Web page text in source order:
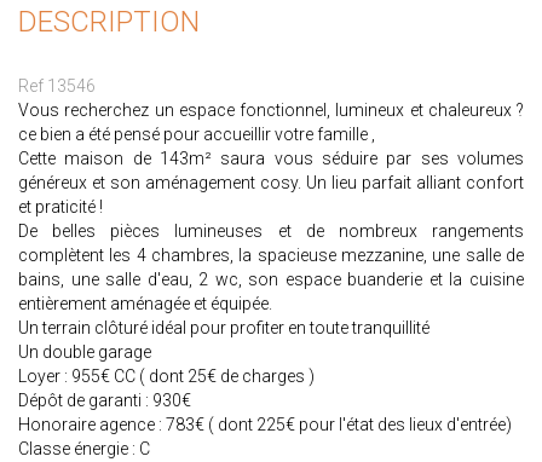
DESCRIPTION
Ref 13546
Vous recherchez un espace fonctionnel, lumineux et chaleureux ?
ce bien a été pensé pour accueillir votre famille ,
Cette maison de 143m² saura vous séduire par ses volumes
généreux et son aménagement cosy. Un lieu parfait alliant confort
et praticité !
De belles pièces lumineuses et de nombreux rangements
complètent les 4 chambres, la spacieuse mezzanine, une salle de
bains, une salle d'eau, 2 wc, son espace buanderie et la cuisine
entièrement aménagée et équipée.
Un terrain clôturé idéal pour profiter en toute tranquillité
Un double garage
Loyer : 955€ CC ( dont 25€ de charges )
Dépôt de garanti : 930€
Honoraire agence : 783€ ( dont 225€ pour l'état des lieux d'entrée)
Classe énergie : C